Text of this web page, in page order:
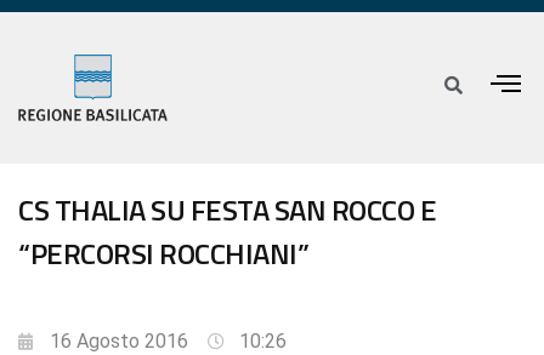
CS THALIA SU FESTA SAN ROCCO E
“PERCORSI ROCCHIANI”
16 Agosto 2016 10:26